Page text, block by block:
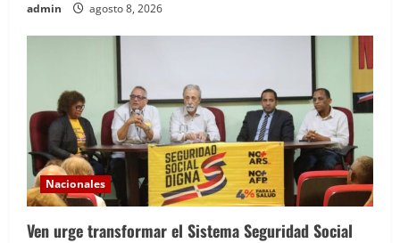
admin agosto 8, 2026
Nacionales
Ven urge transformar el Sistema Seguridad Social